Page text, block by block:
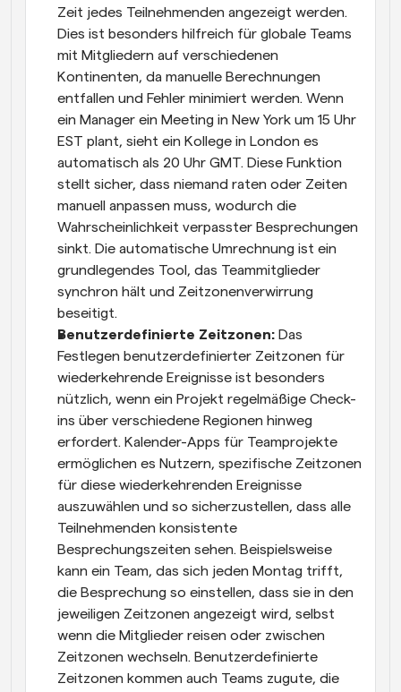
Zeit jedes Teilnehmenden angezeigt werden.
Dies ist besonders hilfreich für globale Teams
mit Mitgliedern auf verschiedenen
Kontinenten, da manuelle Berechnungen
entfallen und Fehler minimiert werden. Wenn
ein Manager ein Meeting in New York um 15 Uhr
EST plant, sieht ein Kollege in London es
automatisch als 20 Uhr GMT. Diese Funktion
stellt sicher, dass niemand raten oder Zeiten
manuell anpassen muss, wodurch die
Wahrscheinlichkeit verpasster Besprechungen
sinkt. Die automatische Umrechnung ist ein
grundlegendes Tool, das Teammitglieder
synchron hält und Zeitzonenverwirrung
beseitigt.
Benutzerdefinierte Zeitzonen: Das
Festlegen benutzerdefinierter Zeitzonen für
wiederkehrende Ereignisse ist besonders
nützlich, wenn ein Projekt regelmäßige Check-
ins über verschiedene Regionen hinweg
erfordert. Kalender-Apps für Teamprojekte
ermöglichen es Nutzern, spezifische Zeitzonen
für diese wiederkehrenden Ereignisse
auszuwählen und so sicherzustellen, dass alle
Teilnehmenden konsistente
Besprechungszeiten sehen. Beispielsweise
kann ein Team, das sich jeden Montag trifft,
die Besprechung so einstellen, dass sie in den
jeweiligen Zeitzonen angezeigt wird, selbst
wenn die Mitglieder reisen oder zwischen
Zeitzonen wechseln. Benutzerdefinierte
Zeitzonen kommen auch Teams zugute, die